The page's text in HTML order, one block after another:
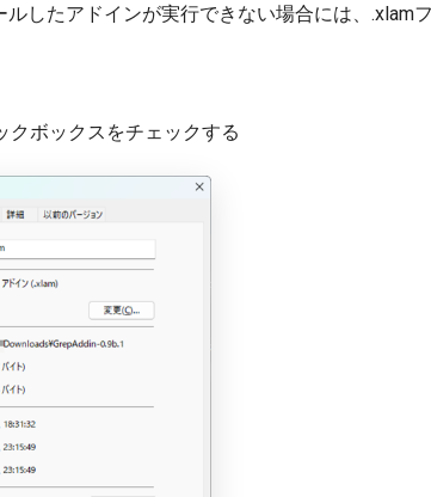
したアドインが実行できない場合には、.xlam
クボックスをチェックする